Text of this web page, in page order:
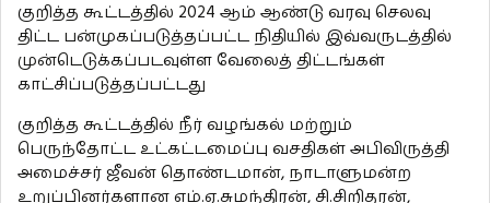
குறித்த கூட்டத்தில் 2024 ஆம் ஆண்டு வரவு செலவு
திட்ட பன்முகப்படுத்தப்பட்ட நிதியில் இவ்வருடத்தில்
முன்டெடுக்கப்படவுள்ள வேலைத் திட்டங்கள்
காட்சிப்படுத்தப்பட்டது
குறித்த கூட்டத்தில் நீர் வழங்கல் மற்றும்
பெருந்தோட்ட உட்கட்டமைப்பு வசதிகள் அபிவிருத்தி
அமைச்சர் ஜீவன் தொண்டமான், நாடாளுமன்ற
உறுப்பினர்களான எம்.ஏ.சுமந்திரன், சி.சிறிதரன்,